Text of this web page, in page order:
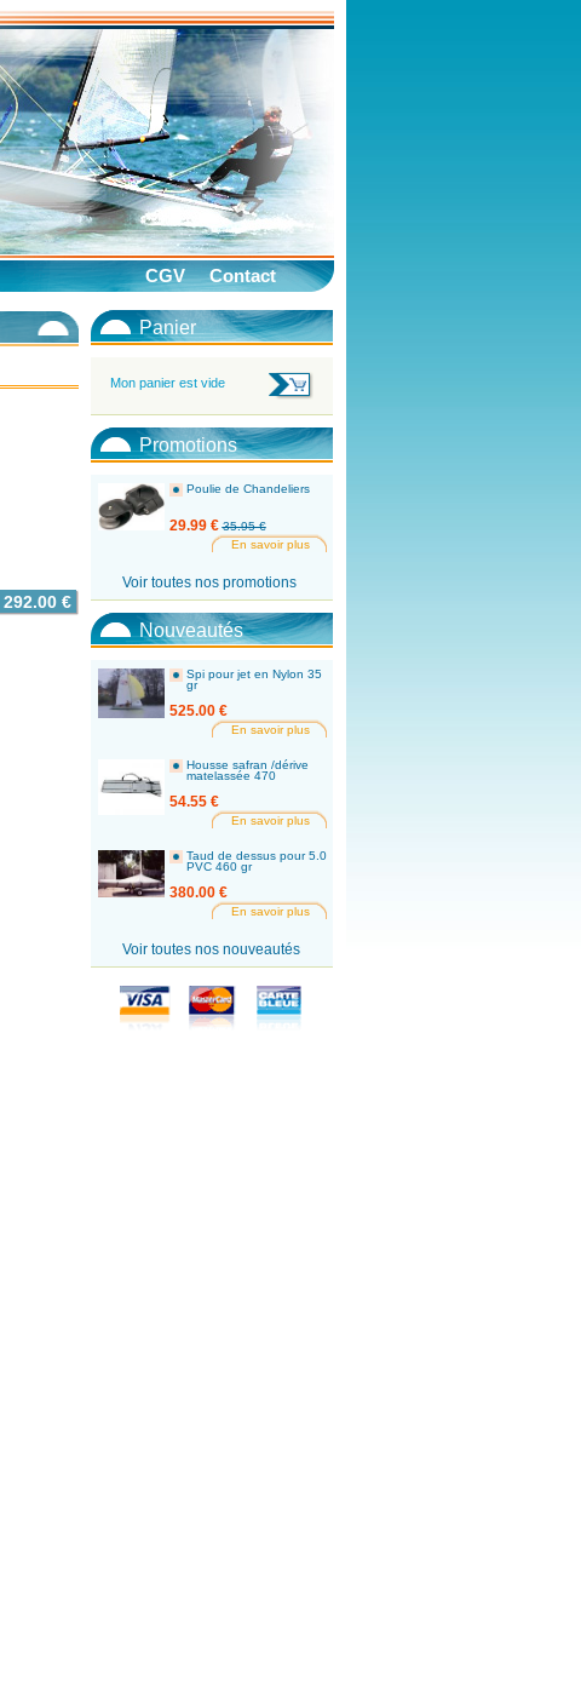
CGV Contact
292.00 €
Panier
Mon panier est vide
Promotions
Poulie de Chandeliers
29.99 €35.95 €
En savoir plus
Voir toutes nos promotions
Nouveautés
Spi pour jet en Nylon 35
gr
525.00 €
En savoir plus
Housse safran /dérive
matelassée 470
54.55 €
En savoir plus
Taud de dessus pour 5.0
PVC 460 gr
380.00 €
En savoir plus
Voir toutes nos nouveautés